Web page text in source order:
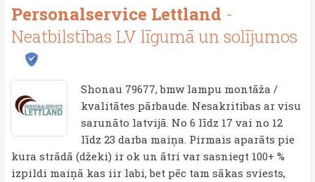
Personalservice Lettland -
Neatbilstības LV līgumā un solījumos
Shonau 79677, bmw lampu montāža /
kvalitātes pārbaude. Nesakritibas ar visu
sarunāto latvij­ā. No 6 līdz 17 vai no 12
līdz 23 darba maiņa. Pirmais aparāts pie
kura strādā (džeki) ir ok un ātri var sasniegt 100+ %
izpildi maiņā kas iir labi, bet pēc tam sākas sviests,